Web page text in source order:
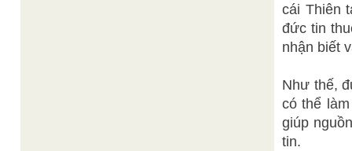
cái Thiên
đức tin
nhận biết
Như thế,
có thể
giúp
tin.